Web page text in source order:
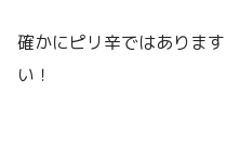
確かにピリ辛ではありま
い！